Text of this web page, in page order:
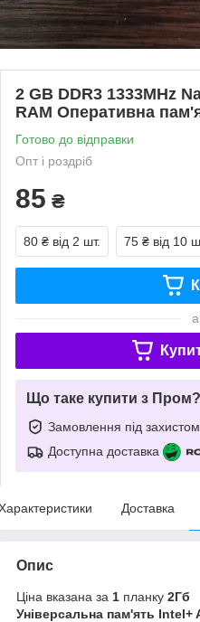
2 GB DDR3 1333MHz
RAM Оперативна
Готово до відправки
Опт і роздріб
85 ₴
80 ₴ від 2 шт. 75 ₴ від 10
Що таке купити з Пром?
Замовлення під захистом
Доступна доставка
Доставка
Опис
Ціна вказана за 1 планку 2Гб
Універсальна пам'ять Intel+